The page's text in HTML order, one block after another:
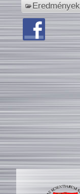
Eredmények